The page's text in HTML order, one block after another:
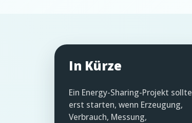
In Kürze
Ein Energy-Sharing-Projekt sollte
erst starten, wenn Erzeugung,
Verbrauch, Messung,